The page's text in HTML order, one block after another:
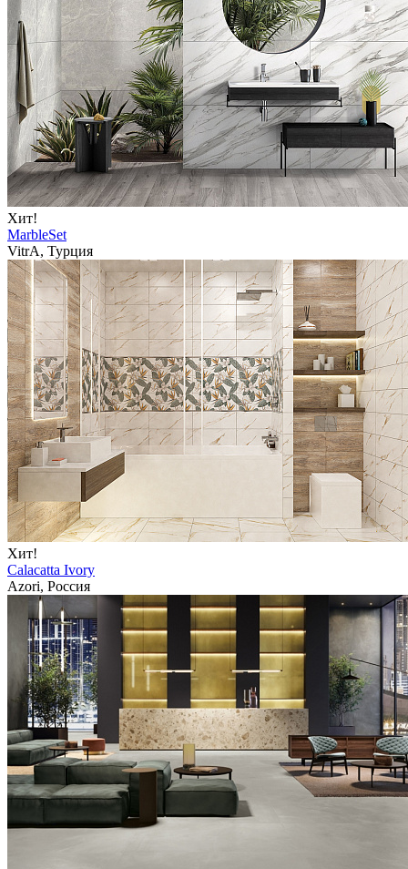
Хит!
MarbleSet
VitrA, Турция
Хит!
Calacatta Ivory
Azori, Россия